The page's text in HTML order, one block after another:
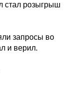
стал розыгрыш
запросы во
и верил.